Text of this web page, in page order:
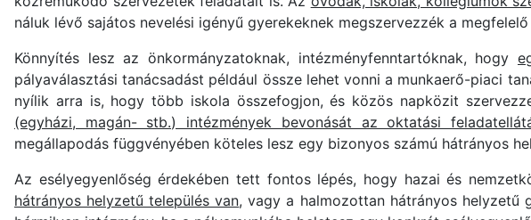
náluk lévő sajátos nevelési igényű gyerekeknek megszervezzék a
Könnyítés lesz az önkormányzatoknak, intézményfenntartóknak, hogy
pályaválasztási tanácsadást például össze lehet vonni a munkaerő-piaci
nyílik arra is, hogy több iskola összefogjon, és közös napközit
(egyházi, magán- stb.) intézmények bevonását az oktatási
megállapodás függvényében köteles lesz egy bizonyos számú hátrányos
Az esélyegyenlőség érdekében tett fontos lépés, hogy hazai és
hátrányos helyzetű település van, vagy a halmozottan hátrányos helyzetű